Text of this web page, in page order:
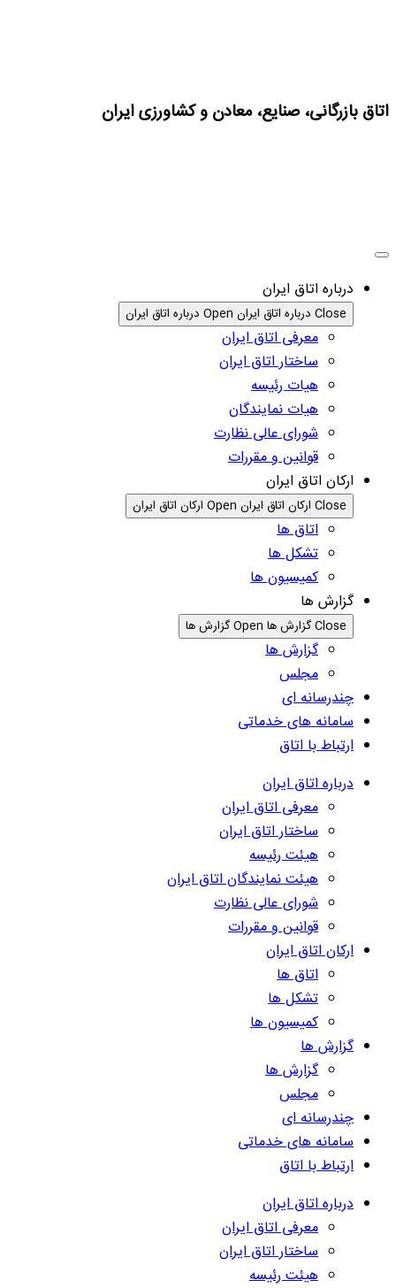
اتاق بازرگانی، صنایع، معادن و کشاورزی ایران
درباره اتاق ایران
Close درباره اتاق ایران Open درباره اتاق ایران
معرفی اتاق ایران
ساختار اتاق ایران
هیات رئیسه
هیات نمایندگان
شورای عالی نظارت
قوانین و مقررات
ارکان اتاق ایران
Close ارکان اتاق ایران Open ارکان اتاق ایران
اتاق ها
تشکل ها
کمیسیون ها
گزارش ها
Close گزارش ها Open گزارش ها
گزارش ها
مجلس
چندرسانه ای
سامانه های خدماتی
ارتباط با اتاق
درباره اتاق ایران
معرفی اتاق ایران
ساختار اتاق ایران
هیئت رئیسه
هیئت نمایندگان اتاق ایران
شورای عالی نظارت
قوانین و مقررات
ارکان اتاق ایران
اتاق ها
تشکل ها
کمیسیون ها
گزارش ها
گزارش ها
مجلس
چندرسانه ای
سامانه های خدماتی
ارتباط با اتاق
درباره اتاق ایران
معرفی اتاق ایران
ساختار اتاق ایران
هیئت رئیسه